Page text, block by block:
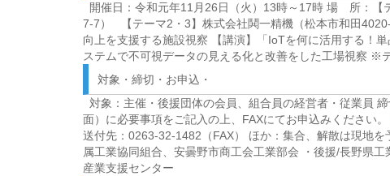
開催日：令和元年11月26日（火）13時～17時 場 所：【
7-7） 【テーマ2・3】株式会社鬨一精機（松本市和田
向上を支援する施設視察 【講演】「IoTを何に活用す
ステムで不可視データの見える化と改善をした工場視察 ※
対象・締切・お申込・
対象：主催・後援団体の会員、組合員の経営者・従業員
面）に必要事項をご記入の上、FAXにてお申込みください。
送付先：0263-32-1482（FAX） ほか：集合、解散は現地
属工業協同組合、安曇野市商工会工業部会 ・後援/長野県
産業支援センター